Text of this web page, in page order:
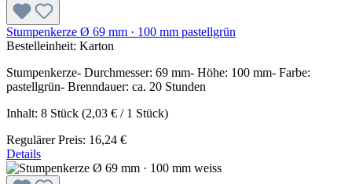
Stumpenkerze Ø 69 mm · 100 mm pastellgrün
Bestelleinheit: Karton
Stumpenkerze- Durchmesser: 69 mm- Höhe: 100 mm- Farbe:
pastellgrün- Brenndauer: ca. 20 Stunden
Inhalt: 8 Stück (2,03 € / 1 Stück)
Regulärer Preis: 16,24 €
Details